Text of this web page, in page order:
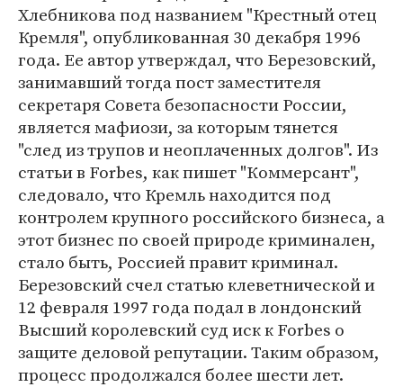
Хлебникова под названием "Крестный отец
Кремля", опубликованная 30 декабря 1996
года. Ее автор утверждал, что Березовский,
занимавший тогда пост заместителя
секретаря Совета безопасности России,
является мафиози, за которым тянется
"след из трупов и неоплаченных долгов". Из
статьи в Forbes, как пишет "Коммерсант",
следовало, что Кремль находится под
контролем крупного российского бизнеса, а
этот бизнес по своей природе криминален,
стало быть, Россией правит криминал.
Березовский счел статью клеветнической и
12 февраля 1997 года подал в лондонский
Высший королевский суд иск к Forbes о
защите деловой репутации. Таким образом,
процесс продолжался более шести лет.